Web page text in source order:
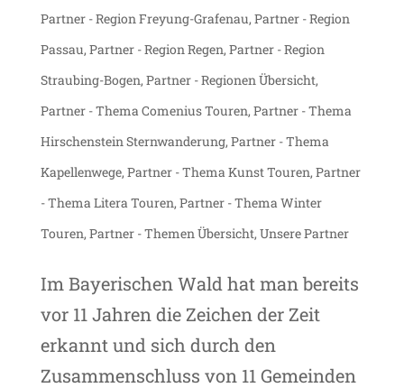
Partner - Region Freyung-Grafenau, Partner - Region
Passau, Partner - Region Regen, Partner - Region
Straubing-Bogen, Partner - Regionen Übersicht,
Partner - Thema Comenius Touren, Partner - Thema
Hirschenstein Sternwanderung, Partner - Thema
Kapellenwege, Partner - Thema Kunst Touren, Partner
- Thema Litera Touren, Partner - Thema Winter
Touren, Partner - Themen Übersicht, Unsere Partner
Im Bayerischen Wald hat man bereits
vor 11 Jahren die Zeichen der Zeit
erkannt und sich durch den
Zusammenschluss von 11 Gemeinden